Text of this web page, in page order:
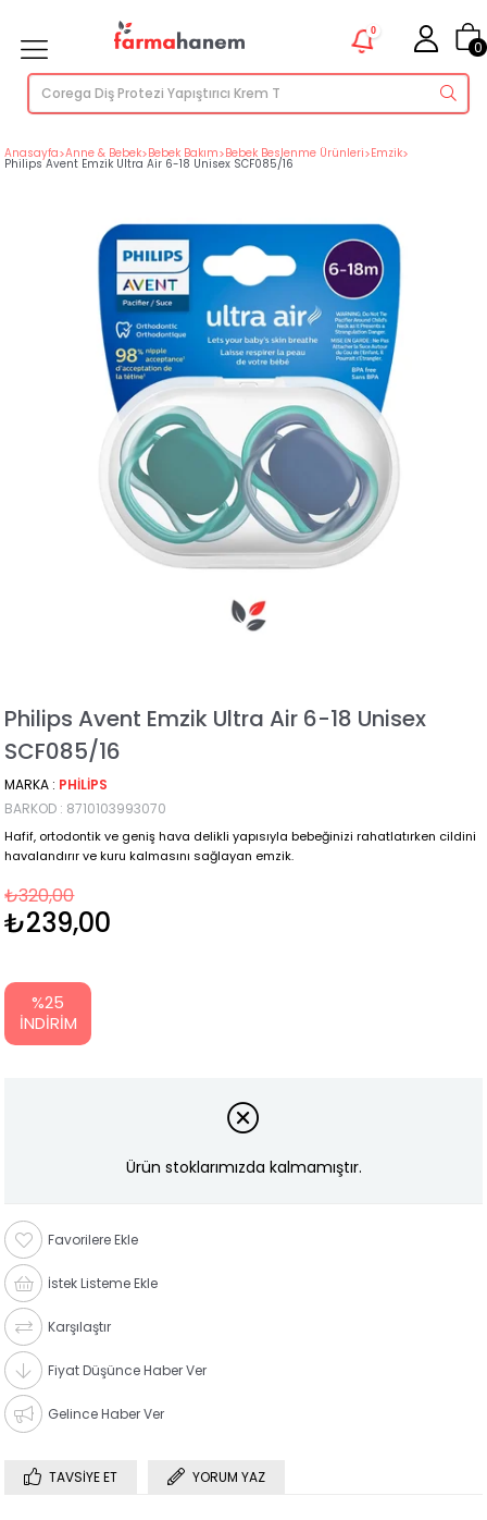
0
0
Anasayfa>Anne & Bebek>Bebek Bakım>Bebek Beslenme Ürünleri>Emzik>
Philips Avent Emzik Ultra Air 6-18 Unisex SCF085/16
Philips Avent Emzik Ultra Air 6-18 Unisex
SCF085/16
MARKA : PHILIPS
BARKOD : 8710103993070
Hafif, ortodontik ve geniş hava delikli yapısıyla bebeğinizi rahatlatırken cildini
havalandırır ve kuru kalmasını sağlayan emzik.
₺320,00
₺239,00
%25
İNDIRIM
Ürün stoklarımızda kalmamıştır.
Favorilere Ekle
İstek Listeme Ekle
Karşılaştır
Fiyat Düşünce Haber Ver
Gelince Haber Ver
TAVSIYE ET YORUM YAZ